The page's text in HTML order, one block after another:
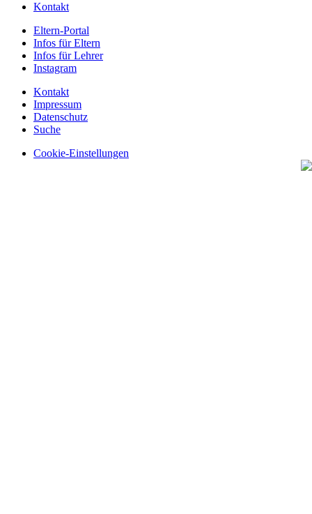
Kontakt
Eltern-Portal
Infos für Eltern
Infos für Lehrer
Instagram
Kontakt
Impressum
Datenschutz
Suche
Cookie-Einstellungen